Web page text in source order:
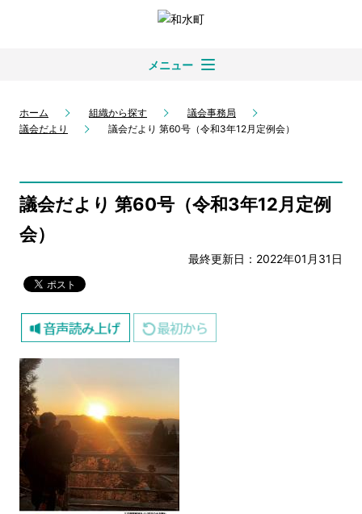
メニュー
ホーム 組織から探す
議会事務局
議会だより
議会だより 第60号（令和3年12月定例会）
議会だより 第60号（令和3年12月定例
会）
最終更新日：2022年01月31日